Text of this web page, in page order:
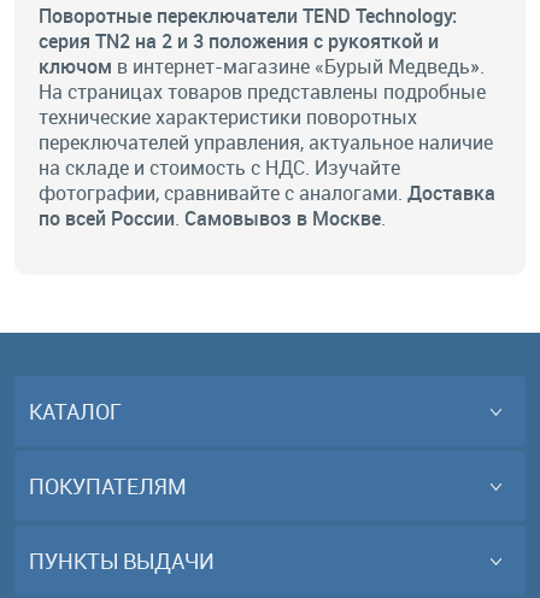
Поворотные переключатели TEND Technology:
серия TN2 на 2 и 3 положения с рукояткой и
ключом в интернет-магазине «Бурый Медведь».
На страницах товаров представлены подробные
технические характеристики поворотных
переключателей управления, актуальное наличие
на складе и стоимость с НДС. Изучайте
фотографии, сравнивайте с аналогами. Доставка
по всей России. Самовывоз в Москве.
КАТАЛОГ
ПОКУПАТЕЛЯМ
ПУНКТЫ ВЫДАЧИ